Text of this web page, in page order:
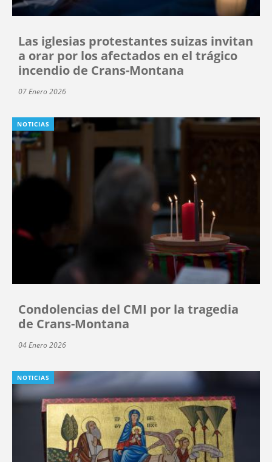
Las iglesias protestantes suizas invitan
a orar por los afectados en el trágico
incendio de Crans-Montana
07 Enero 2026
NOTICIAS
Condolencias del CMI por la tragedia
de Crans-Montana
04 Enero 2026
NOTICIAS